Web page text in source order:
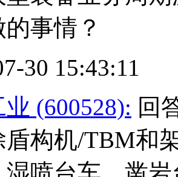
事情？
30 15:43:11
(600528): 回
盾构机/TBM和